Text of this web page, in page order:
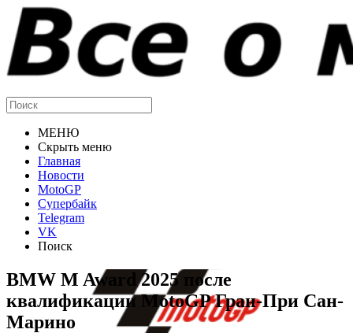
МЕНЮ
Скрыть меню
Главная
Новости
MotoGP
Супербайк
Telegram
VK
Поиск
BMW M Award 2025 после
квалификации MotoGP Гран-При Сан-
Марино